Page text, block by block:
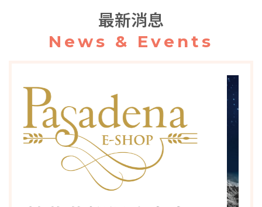
最新消息
News & Events